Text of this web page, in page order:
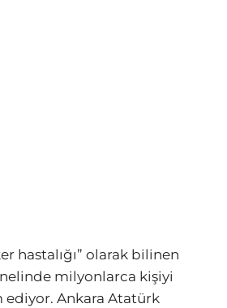
hastalığı” olarak bilinen
milyonlarca kişiyi
ediyor. Ankara Atatürk